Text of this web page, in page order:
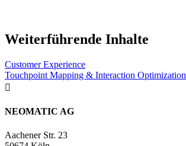
Weiterführende Inhalte
Customer Experience
Touchpoint Mapping & Interaction Optimization

NEOMATIC AG
Aachener Str. 23